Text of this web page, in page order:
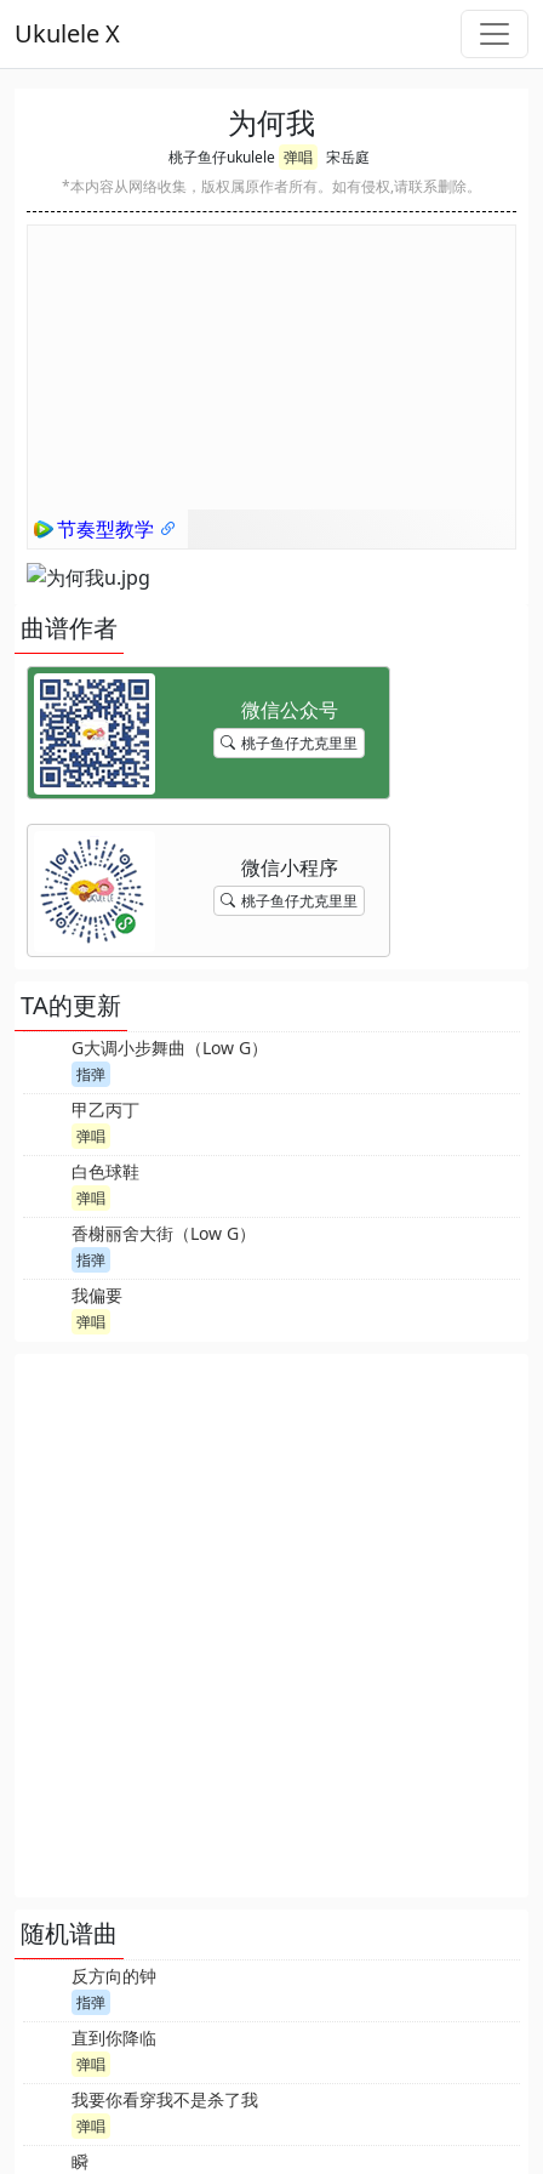
Ukulele X
为何我
桃子鱼仔ukulele 弹唱
宋岳庭
*本内容从网络收集，版权属原作者所有。如有侵权,请联系删除。
节奏型教学
曲谱作者
桃子鱼仔尤克里里
桃子鱼仔尤克里里
TA的更新
G大调小步舞曲（Low G）
指弹
甲乙丙丁
弹唱
白色球鞋
弹唱
香榭丽舍大街（Low G）
指弹
我偏要
弹唱
随机谱曲
反方向的钟
指弹
直到你降临
弹唱
我要你看穿我不是杀了我
弹唱
瞬